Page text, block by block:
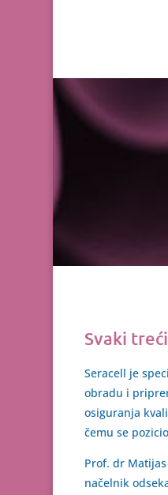
Svaki
Seracell je
obradu i
osiguranja
čemu se
Prof. dr
načelnik